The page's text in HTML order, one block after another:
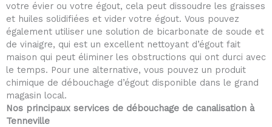
votre évier ou votre égout, cela peut dissoudre les graisses
et huiles solidifiées et vider votre égout. Vous pouvez
également utiliser une solution de bicarbonate de soude et
de vinaigre, qui est un excellent nettoyant d’égout fait
maison qui peut éliminer les obstructions qui ont durci avec
le temps. Pour une alternative, vous pouvez un produit
chimique de débouchage d’égout disponible dans le grand
magasin local.
Nos principaux services de débouchage de canalisation à
Tenneville